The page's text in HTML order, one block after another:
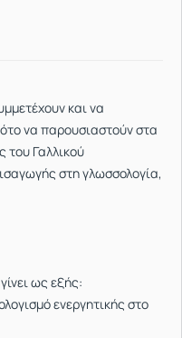
και να
να παρουσιαστούν στα
Γαλλικού
στη γλωσσολογία,
ως εξής:
ενεργητικής στο